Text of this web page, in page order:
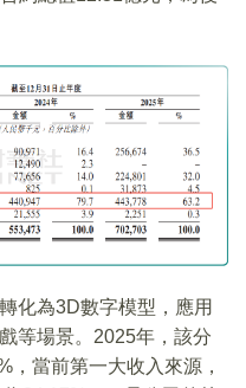
化為3D數字模型，應用
等場景。2025年，該分
，當前第一大收入來源，